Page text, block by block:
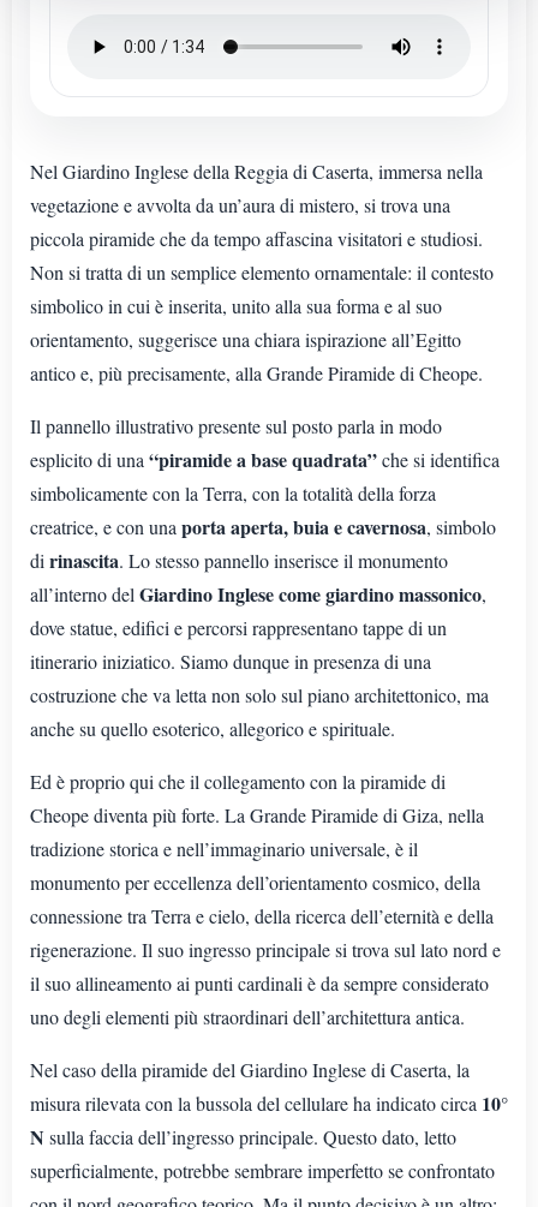
Nel Giardino Inglese della Reggia di Caserta, immersa nella
vegetazione e avvolta da un’aura di mistero, si trova una
piccola piramide che da tempo affascina visitatori e studiosi.
Non si tratta di un semplice elemento ornamentale: il contesto
simbolico in cui è inserita, unito alla sua forma e al suo
orientamento, suggerisce una chiara ispirazione all’Egitto
antico e, più precisamente, alla Grande Piramide di Cheope.
Il pannello illustrativo presente sul posto parla in modo
esplicito di una “piramide a base quadrata”che si identifica
simbolicamente con la Terra, con la totalità della forza
creatrice, e con una porta aperta, buia e cavernosa, simbolo
di rinascita. Lo stesso pannello inserisce il monumento
all’interno del Giardino Inglese come giardino massonico,
dove statue, edifici e percorsi rappresentano tappe di un
itinerario iniziatico. Siamo dunque in presenza di una
costruzione che va letta non solo sul piano architettonico, ma
anche su quello esoterico, allegorico e spirituale.
Ed è proprio qui che il collegamento con la piramide di
Cheope diventa più forte. La Grande Piramide di Giza, nella
tradizione storica e nell’immaginario universale, è il
monumento per eccellenza dell’orientamento cosmico, della
connessione tra Terra e cielo, della ricerca dell’eternità e della
rigenerazione. Il suo ingresso principale si trova sul lato nord e
il suo allineamento ai punti cardinali è da sempre considerato
uno degli elementi più straordinari dell’architettura antica.
Nel caso della piramide del Giardino Inglese di Caserta, la
misura rilevata con la bussola del cellulare ha indicato circa 10°
N sulla faccia dell’ingresso principale. Questo dato, letto
superficialmente, potrebbe sembrare imperfetto se confrontato